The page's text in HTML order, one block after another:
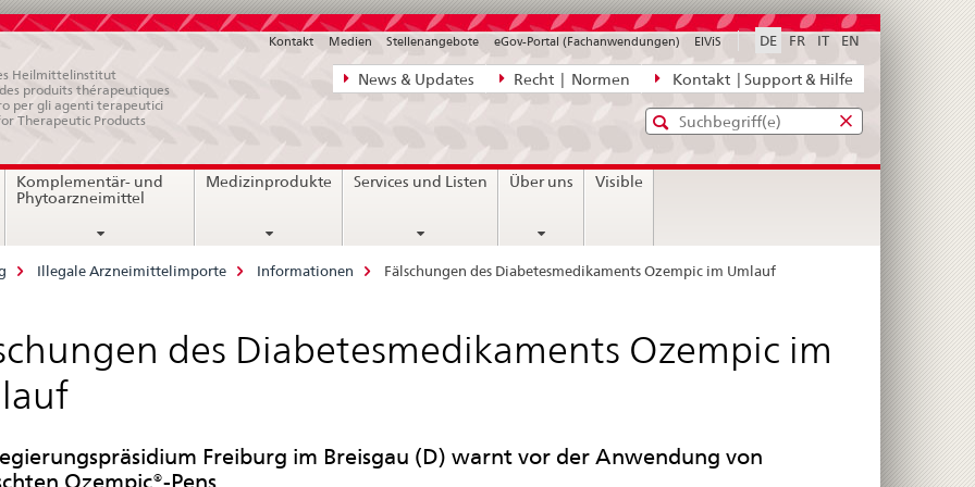
Direktnavigation
News,
Kontakt
News & Updates Recht | Normen Kontakt | Support & Hilfe
DE FR IT EN
Kontakt Medien Stellenangebote eGov-Portal (Fachanwendungen) ElViS
Heilmittelinstitut
produits thérapeutiques
per gli agenti terapeutici
Therapeutic Products
Standard-
Suche
Eingabefenster
diefür
Komplementär- und
Phytoarzneimittel
Medizinprodukte Services und Listen Über uns Visible
Illegale Arzneimittelimporte Informationen Fälschungen des Diabetesmedikaments Ozempic im Umlauf
des Diabetesmedikaments Ozempic im
Freiburg im Breisgau (D) warnt vor der Anwendung von